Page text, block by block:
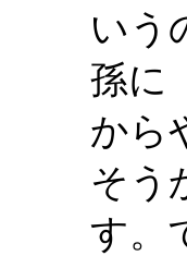
いう
孫に
から
そう
す。